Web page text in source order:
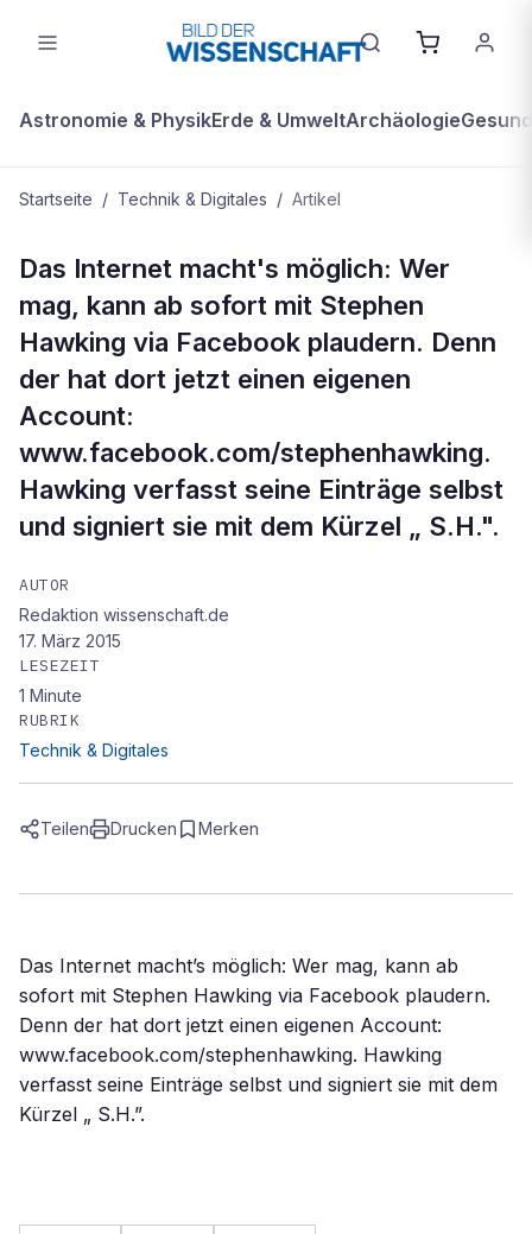
Astronomie & PhysikErde & UmweltArchäologie
Startseite / Technik & Digitales / Artikel
Mein Freund, das Genie
Das Internet macht's möglich: Wer
mag, kann ab sofort mit Stephen
Hawking via Facebook plaudern. Denn
der hat dort jetzt einen eigenen
Account:
www.facebook.com/stephenhawking.
Hawking verfasst seine Einträge selbst
und signiert sie mit dem Kürzel „ S.H.".
AUTOR
Redaktion wissenschaft.de
17. März 2015
LESEZEIT
1 Minute
RUBRIK
Technik & Digitales
Teilen Drucken Merken
Das Internet macht’s möglich: Wer mag, kann ab
sofort mit Stephen Hawking via Facebook plaudern.
Denn der hat dort jetzt einen eigenen Account:
www.facebook.com/stephenhawking. Hawking
verfasst seine Einträge selbst und signiert sie mit dem
Kürzel „ S.H.”.